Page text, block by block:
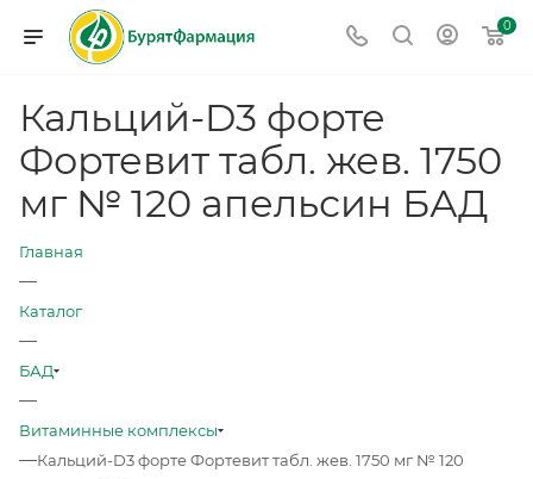
0
Кальций-D3 форте
Фортевит табл. жев. 1750
мг № 120 апельсин БАД
Главная
—
Каталог
—
БАД
—
Витаминные комплексы
—Кальций-D3 форте Фортевит табл. жев. 1750 мг № 120